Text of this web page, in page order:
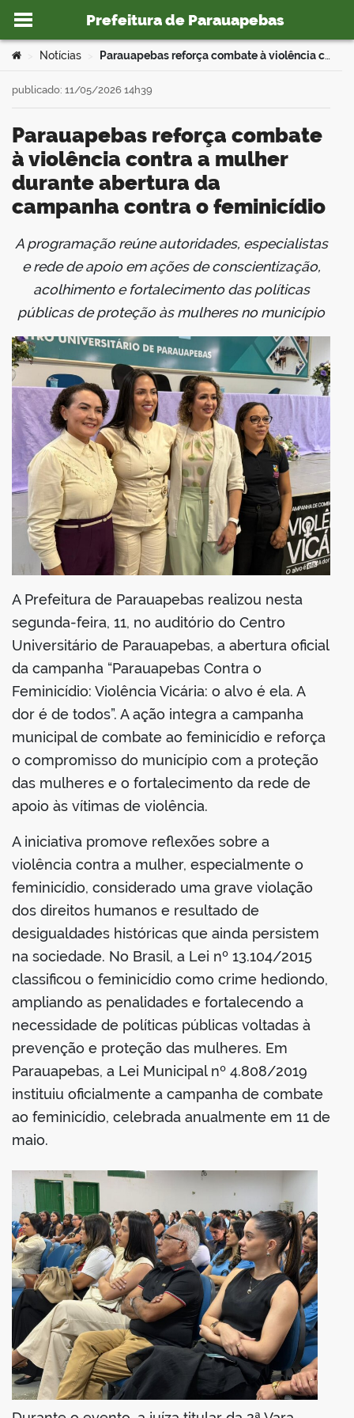
Ir para o conteúdo
Prefeitura de Parauapebas
portal
Você está aqui:
Notícias Parauapebas reforça combate à violência contra a mulher durante abertura da campanha contra o feminicídio
Parauapebas reforça combate
à violência contra a mulher
durante abertura da
campanha contra o feminicídio
publicado: 11/05/2026 14h39
A programação reúne autoridades, especialistas
e rede de apoio em ações de conscientização,
acolhimento e fortalecimento das políticas
públicas de proteção às mulheres no município
A Prefeitura de Parauapebas realizou nesta
segunda-feira, 11, no auditório do Centro
Universitário de Parauapebas, a abertura oficial
da campanha “Parauapebas Contra o
Feminicídio: Violência Vicária: o alvo é ela. A
dor é de todos”. A ação integra a campanha
municipal de combate ao feminicídio e reforça
o compromisso do município com a proteção
das mulheres e o fortalecimento da rede de
apoio às vítimas de violência.
A iniciativa promove reflexões sobre a
violência contra a mulher, especialmente o
feminicídio, considerado uma grave violação
dos direitos humanos e resultado de
desigualdades históricas que ainda persistem
na sociedade. No Brasil, a Lei nº 13.104/2015
classificou o feminicídio como crime hediondo,
ampliando as penalidades e fortalecendo a
necessidade de políticas públicas voltadas à
prevenção e proteção das mulheres. Em
Parauapebas, a Lei Municipal nº 4.808/2019
instituiu oficialmente a campanha de combate
ao feminicídio, celebrada anualmente em 11 de
maio.